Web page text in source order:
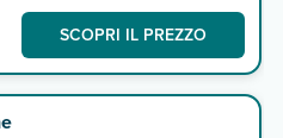
SCOPRI IL PREZZO